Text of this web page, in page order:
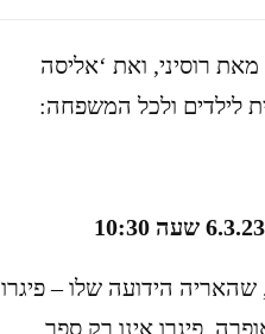
רוסיני, ואת ‘אליסה
לילדים ולכל המשפחה:
הידועה שלו – פיגרו
פיגרו אינו רק ספר